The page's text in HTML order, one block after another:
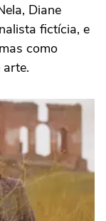
Diane
fictícia, e
como